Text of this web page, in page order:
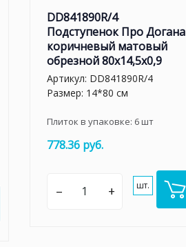
DD841890R/4
Подступенок Про Догана
коричневый матовый
обрезной 80x14,5x0,9
Артикул: DD841890R/4
Размер: 14*80 см
Плиток в упаковке: 6шт
778.36 руб.
– + шт.